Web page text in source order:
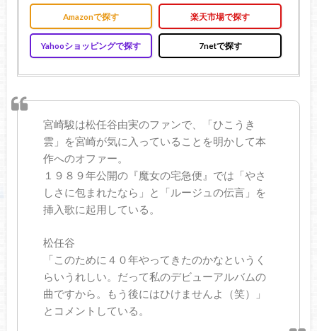
Amazonで探す 楽天市場で探す
Yahooショッピングで探す 7netで探す
宮崎駿は松任谷由実のファンで、「ひこうき
雲」を宮崎が気に入っていることを明かして本
作へのオファー。
１９８９年公開の『魔女の宅急便』では「やさ
しさに包まれたなら」と「ルージュの伝言」を
挿入歌に起用している。
松任谷
「このために４０年やってきたのかなというく
らいうれしい。だって私のデビューアルバムの
曲ですから。もう後にはひけませんよ（笑）」
とコメントしている。